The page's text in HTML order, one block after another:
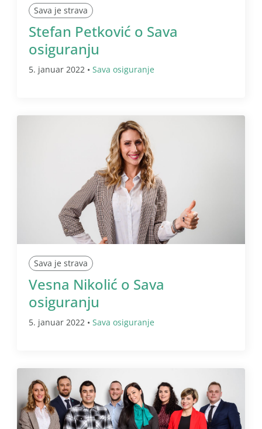
Sava je strava
Stefan Petković o Sava
osiguranju
5. januar 2022 • Sava osiguranje
Sava je strava
Vesna Nikolić o Sava
osiguranju
5. januar 2022 • Sava osiguranje